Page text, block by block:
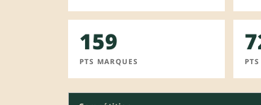
159
PTS MARQUES